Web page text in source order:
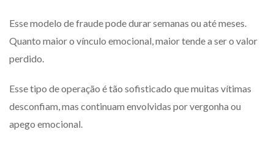
Esse modelo de fraude pode durar semanas ou até meses.
Quanto maior o vínculo emocional, maior tende a ser o valor
perdido.
Esse tipo de operação é tão sofisticado que muitas vítimas
desconfiam, mas continuam envolvidas por vergonha ou
apego emocional.